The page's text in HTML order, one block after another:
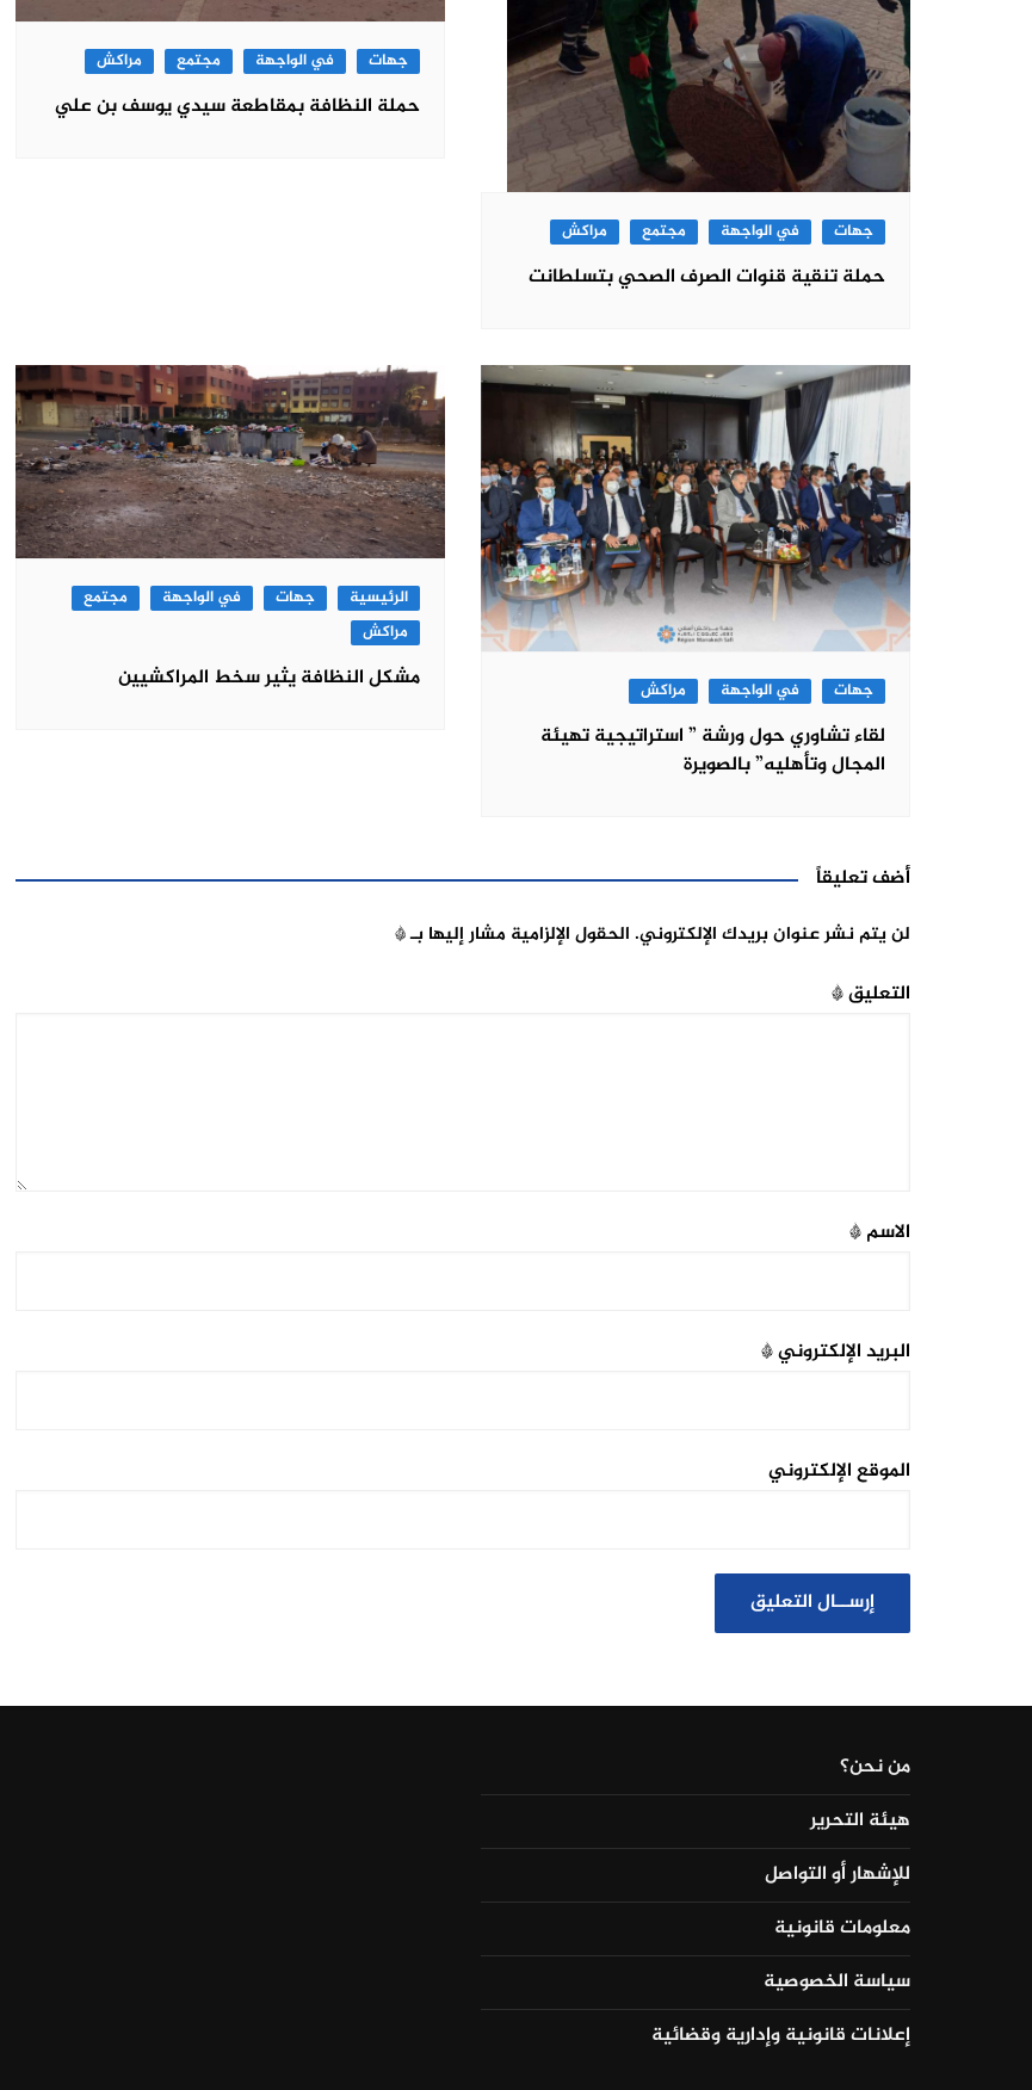
جهات في الواجهة مجتمع مراكش
حملة تنقية قنوات الصرف الصحي بتسلطانت
جهات في الواجهة مجتمع مراكش
حملة النظافة بمقاطعة سيدي يوسف بن علي
جهات في الواجهة مراكش
لقاء تشاوري حول ورشة ” استراتيجية تهيئة
المجال وتأهليه” بالصويرة
الرئيسية جهات في الواجهة
مجتمع
مراكش
مشكل النظافة يثير سخط المراكشيين
أضف تعليقاً
لن يتم نشر عنوان بريدك الإلكتروني. الحقول الإلزامية مشار إليها بـ*
التعليق*
الاسم*
البريد الإلكتروني*
الموقع الإلكتروني
من نحن؟
هيئة التحرير
للإشهار أو التواصل
معلومات قانونية
سياسة الخصوصية
إعلانات قانونية وإدارية وقضائية